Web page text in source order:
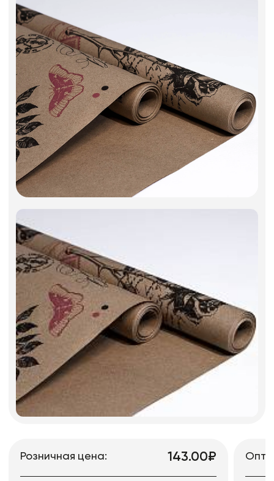
Фоамиран
Свечи
Игрушки мягкие
Изделия из металла
Сухоцветы
Розничная цена: 143.00₽